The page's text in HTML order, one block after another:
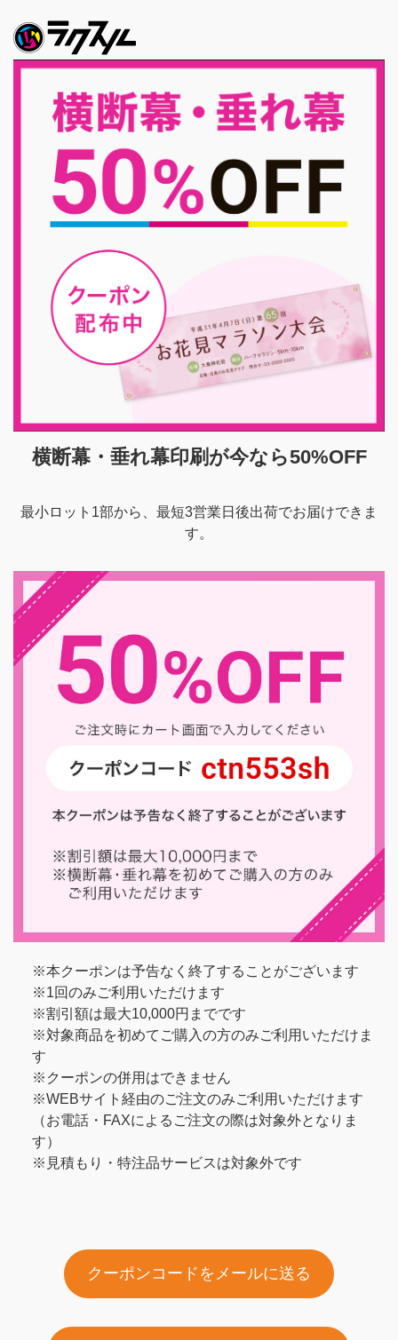
横断幕・垂れ幕印刷が今なら50%OFF
最小ロット1部から、最短3営業日後出荷でお届けできま
す。
※本クーポンは予告なく終了することがございます
※1回のみご利用いただけます
※割引額は最大10,000円までです
※対象商品を初めてご購入の方のみご利用いただけま
す
※クーポンの併用はできません
※WEBサイト経由のご注文のみご利用いただけます
（お電話・FAXによるご注文の際は対象外となりま
す）
※見積もり・特注品サービスは対象外です
クーポンコードをメールに送る